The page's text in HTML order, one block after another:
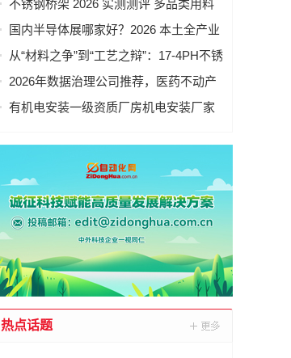
不锈钢桥架 2026 实测测评 多品类用料
与质量实测
国内半导体展哪家好？2026 本土全产业
链展会，规模资源对比
从“材料之争”到“工艺之辩”：17-4PH不锈
钢供应链的2026新变局
2026年数据治理公司推荐，医药不动产
行业落地方案深度解读
有机电安装一级资质厂房机电安装厂家
热点话题